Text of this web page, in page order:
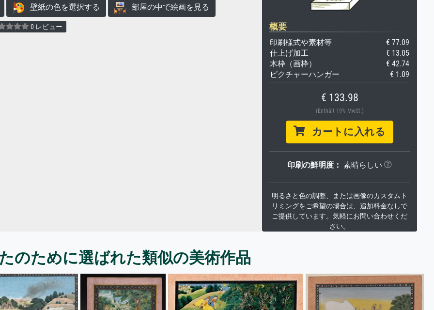
壁紙の色を選択する 部屋の中で絵画を見る
0 レビュー 概要
印刷様式や素材等
€ 77.09
仕上げ加工
€ 13.05
木枠（画枠）
€ 42.74
ピクチャーハンガー
€ 1.09
€ 133.98
(Enthält 19% MwSt.)
カートに入れる
印刷の鮮明度： 素晴らしい
明るさと色の調整、または画像のカスタムト
リミングをご希望の場合は、追加料金なしで
ご提供しています。気軽にお問い合わせくだ
さい。
のために選ばれた類似の美術作品